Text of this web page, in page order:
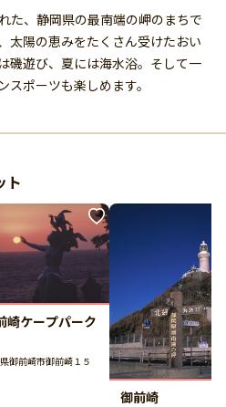
た、静岡県の最南端の岬のまちで
太陽の恵みをたくさん受けたおい
磯遊び、夏には海水浴。そして一
ポーツも楽しめます。
ト
崎ケープパーク
御前崎市御前崎１５
御前崎